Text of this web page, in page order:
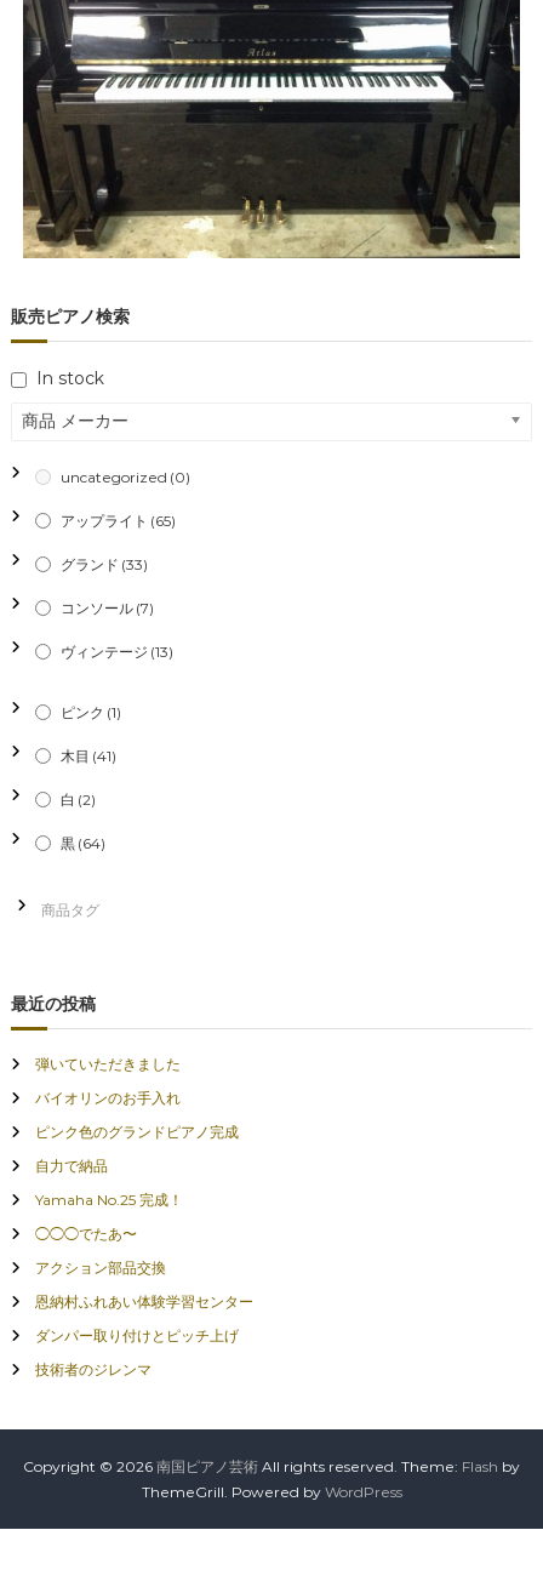
販売ピアノ検索
In stock
商品 メーカー
uncategorized (0)
アップライト (65)
グランド (33)
コンソール (7)
ヴィンテージ (13)
ピンク (1)
木目 (41)
白 (2)
黒 (64)
最近の投稿
弾いていただきました
バイオリンのお手入れ
ピンク色のグランドピアノ完成
自力で納品
Yamaha No.25 完成！
◯◯◯でたあ〜
アクション部品交換
恩納村ふれあい体験学習センター
ダンパー取り付けとピッチ上げ
技術者のジレンマ
Copyright © 2026 南国ピアノ芸術 All rights reserved. Theme: Flash by
ThemeGrill. Powered by WordPress